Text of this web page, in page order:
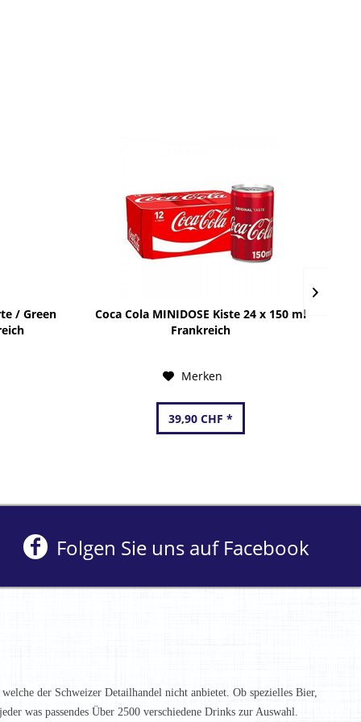
/ Green
Coca Cola MINIDOSE Kiste 24 x 150 ml
Frankreich
Merken
39,90 CHF *
Folgen Sie uns auf Facebook
der Schweizer Detailhandel nicht anbietet. Ob spezielles Bier,
was passendes Über 2500 verschiedene Drinks zur Auswahl.